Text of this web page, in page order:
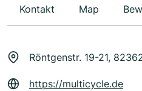
Kontakt Map
Röntgenstr. 19-21,
https://multicycle.de